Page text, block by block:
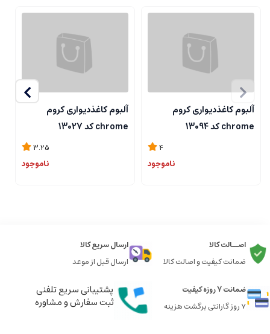
آلبوم کاغذدیواری کروم
chrome کد 13094
4
ناموجود
آلبوم کاغذدیواری کروم
chrome کد 13027
3.25
ناموجود
اصــالت کالا
ضمانت کیفیت و اصالت کالا
ارسال سریع کالا
ارسال قبل از موعد
ضمانت 7 روزه کیفیت
7 روز گارانتی برگشت هزینه
پشتیبانی سریع تلفنی
ثبت سفارش و مشاوره